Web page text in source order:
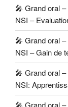
🎤 Grand oral
NSI –
🎤 Grand oral
NSI – Gain de
🎤 Grand oral
NSI:
🎤 Grand oral